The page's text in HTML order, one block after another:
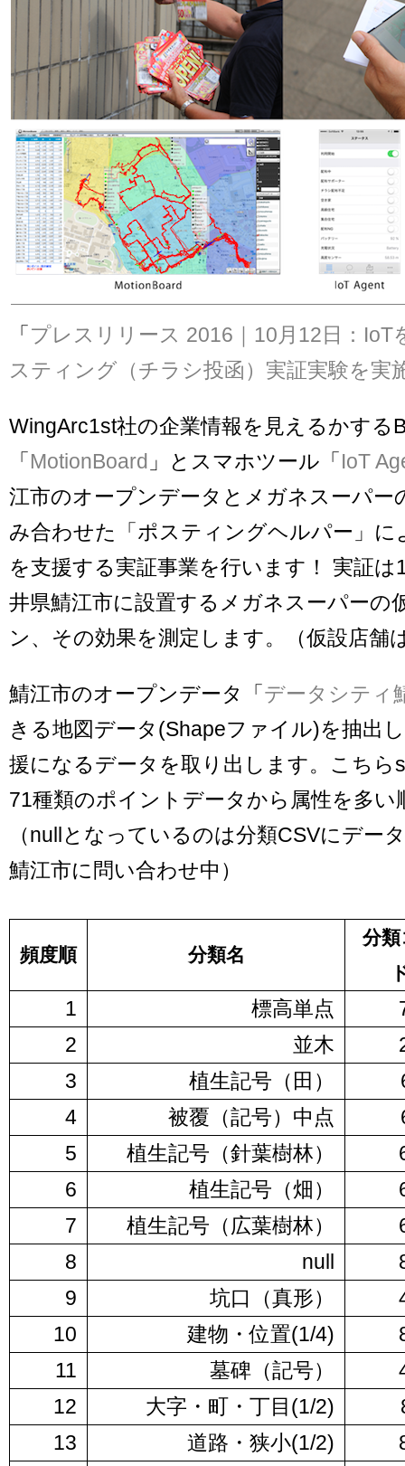
「プレスリリース 2016｜10月12日：IoT
スティング（チラシ投函）実証実験を実
WingArc1st社の企業情報を見えるかする
「MotionBoard 」とスマホツール「IoT
江市のオープンデータとメガネスーパー
み合わせた「ポスティングヘルパー」に
を支援する実証事業を行います！ 実証は
井県鯖江市に設置するメガネスーパーの
ン、その効果を測定します。（仮設店舗
鯖江市のオープンデータ「データシティ
きる地図データ(Shapeファイル)を抽出
援になるデータを取り出します。こちら
71種類のポイントデータから属性を多い
（nullとなっているのは分類CSVにデー
鯖江市に問い合わせ中）
頻度順 分類名
分類
1 標高単点
2
並木
3
植生記号（田）
4
被覆（記号）中点
5
植生記号（針葉樹林）
6
植生記号（畑）
7
植生記号（広葉樹林）
8
null
9
坑口（真形）
10
建物・位置(1/4)
11
墓碑（記号）
12
大字・町・丁目(1/2)
13
道路・狭小(1/2)